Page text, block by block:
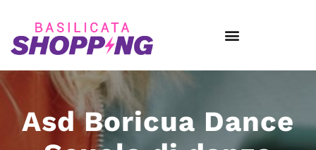
Asd Boricua Dance